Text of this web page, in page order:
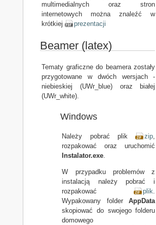
multimedialnych oraz stron
internetowych można znaleźć w
krótkiej
prezentacji
Beamer (latex)
Tematy graficzne do beamera zostały
przygotowane w dwóch wersjach -
niebieskiej (UWr_blue) oraz białej
(UWr_white).
Windows
Należy pobrać plik zip
rozpakować oraz uruchomić
Instalator.exe
W przypadku problemów z
instalacją należy pobrać i
rozpakować
plik
Wypakowany folderAppData
skopiować do swojego folderu
domowego